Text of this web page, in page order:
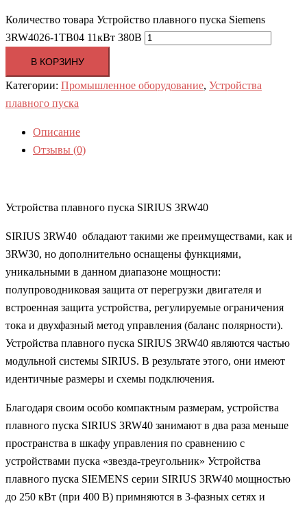
Количество товара Устройство плавного пуска Siemens
3RW4026-1TB04 11кВт 380В
В КОРЗИНУ
Категории: Промышленное оборудование, Устройства
плавного пуска
Описание
Отзывы (0)
Устройства плавного пуска SIRIUS 3RW40
SIRIUS 3RW40 обладают такими же преимуществами, как и
3RW30, но дополнительно оснащены функциями,
уникальными в данном диапазоне мощности:
полупроводниковая защита от перегрузки двигателя и
встроенная защита устройства, регулируемые ограничения
тока и двухфазный метод управления (баланс полярности).
Устройства плавного пуска SIRIUS 3RW40 являются частью
модульной системы SIRIUS. В результате этого, они имеют
идентичные размеры и схемы подключения.
Благодаря своим особо компактным размерам, устройства
плавного пуска SIRIUS 3RW40 занимают в два раза меньше
пространства в шкафу управления по сравнению с
устройствами пуска «звезда-треугольник» Устройства
плавного пуска SIEMENS серии SIRIUS 3RW40 мощностью
до 250 кВт (при 400 В) примняются в 3-фазных сетях и